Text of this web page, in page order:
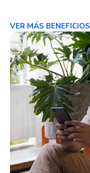
VER MÁS BENEFICIOS